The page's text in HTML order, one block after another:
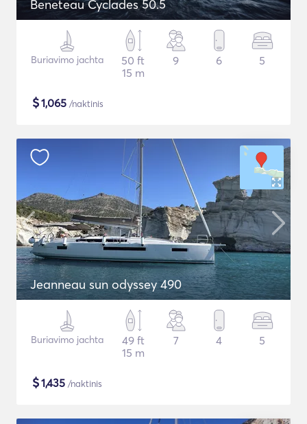
Beneteau Cyclades 50.5
Buriavimo jachta
50 ft
15 m
9 6 5
$1,065 /naktinis
Jeanneau sun odyssey 490
Buriavimo jachta
49 ft
15 m
7 4 5
$1,435 /naktinis